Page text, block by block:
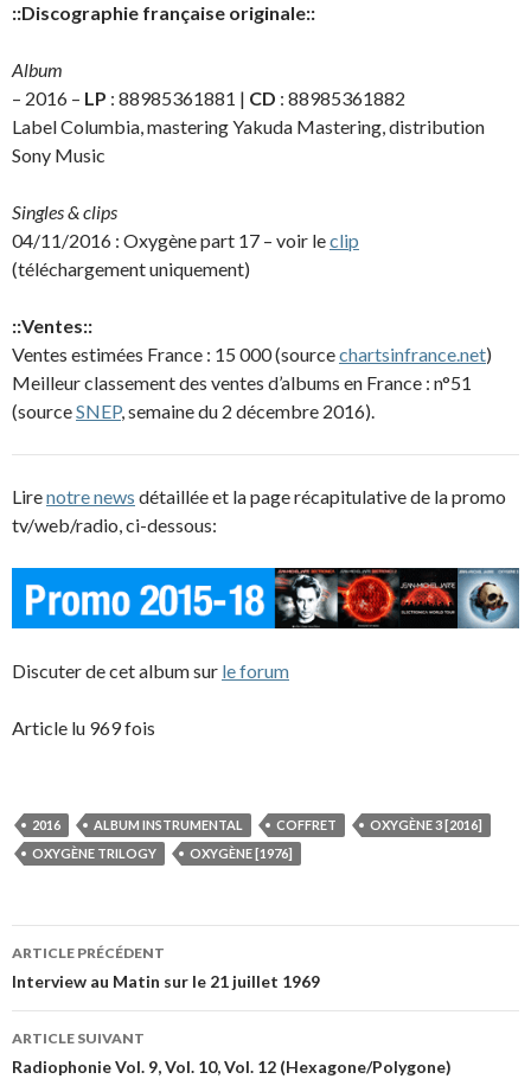
::Discographie française originale::
Album
– 2016 – LP : 88985361881 | CD : 88985361882
Label Columbia, mastering Yakuda Mastering, distribution
Sony Music
Singles & clips
04/11/2016 : Oxygène part 17 – voir leclip
(téléchargement uniquement)
::Ventes::
Ventes estimées France : 15 000 (sourcechartsinfrance.net)
Meilleur classement des ventes d’albums en France : n°51
(sourceSNEP, semaine du 2 décembre 2016).
Lirenotre news détaillée et la page récapitulative de la promo
tv/web/radio, ci-dessous:
Discuter de cet album sur le forum
Article lu 969 fois
2016 ALBUM INSTRUMENTAL COFFRET
OXYGÈNE 3 [2016]
OXYGÈNE TRILOGY
OXYGÈNE [1976]
Navigation
des
articles
ARTICLE PRÉCÉDENT
Interview au Matin sur le 21 juillet 1969
ARTICLE SUIVANT
Radiophonie Vol. 9, Vol. 10, Vol. 12 (Hexagone/Polygone)